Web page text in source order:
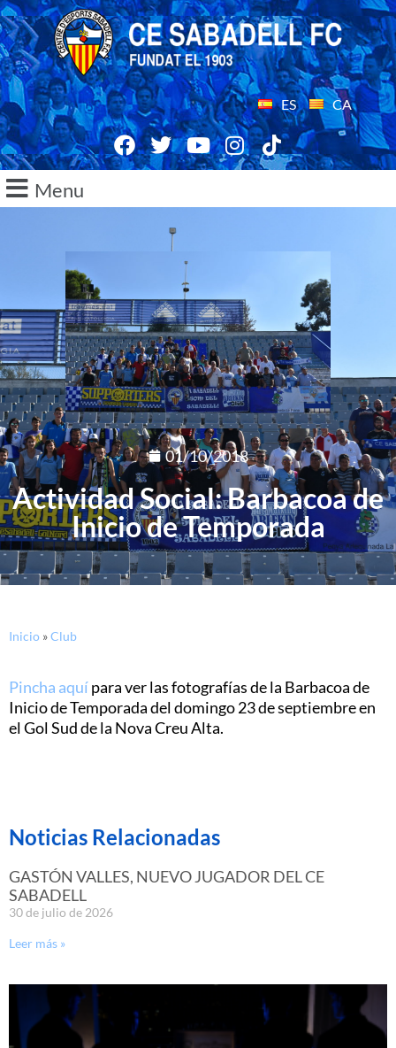
ES CA
Menu
01/10/2018
Actividad Social: Barbacoa de
Inicio de Temporada
Inicio »Club
Pincha aquípara ver las fotografías de la Barbacoa de
Inicio de Temporada del domingo 23 de septiembre en
el Gol Sud de la Nova Creu Alta.
Noticias Relacionadas
GASTÓN VALLES, NUEVO JUGADOR DEL CE
SABADELL
30 de julio de 2026
Leer más »